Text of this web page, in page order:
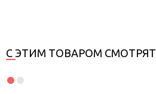
С ЭТИМ ТОВАРОМ СМОТРЯТ